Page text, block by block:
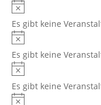
Hinweis
Es gibt keine
Hinweis
Es gibt keine
Hinweis
Es gibt keine
Hinweis